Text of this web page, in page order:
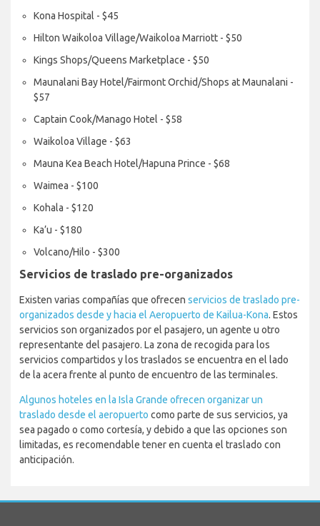
Kona Hospital - $45
Hilton Waikoloa Village/Waikoloa Marriott - $50
Kings Shops/Queens Marketplace - $50
Maunalani Bay Hotel/Fairmont Orchid/Shops at Maunalani -
$57
Captain Cook/Manago Hotel - $58
Waikoloa Village - $63
Mauna Kea Beach Hotel/Hapuna Prince - $68
Waimea - $100
Kohala - $120
Ka’u - $180
Volcano/Hilo - $300
Servicios de traslado pre-organizados
Existen varias compañías que ofrecen servicios de traslado pre-
organizados desde y hacia el Aeropuerto de Kailua-Kona. Estos
servicios son organizados por el pasajero, un agente u otro
representante del pasajero. La zona de recogida para los
servicios compartidos y los traslados se encuentra en el lado
de la acera frente al punto de encuentro de las terminales.
Algunos hoteles en la Isla Grande ofrecen organizar un
traslado desde el aeropuerto como parte de sus servicios, ya
sea pagado o como cortesía, y debido a que las opciones son
limitadas, es recomendable tener en cuenta el traslado con
anticipación.